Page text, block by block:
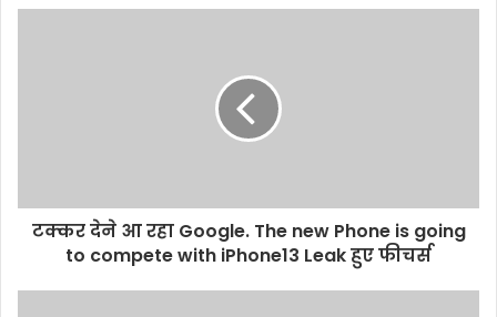
टक्कर देने आ रहा Google. The new Phone is going
to compete with iPhone13 Leak हुए फीचर्स